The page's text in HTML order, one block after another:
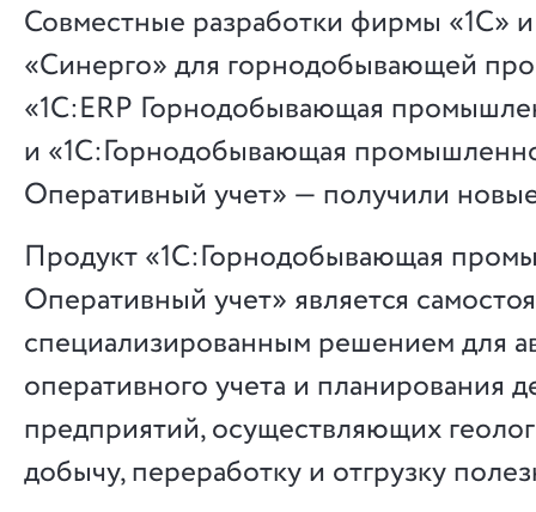
Совместные разработки фирмы «1С»
«Синерго» для горнодобывающей
«1С:ERP Горнодобывающая
и «1С:Горнодобывающая
Оперативный учет» — получили
Продукт «1С:Горнодобывающая
Оперативный учет» является
специализированным решением для
оперативного учета и планирования
предприятий, осуществляющих
добычу, переработку и отгрузку